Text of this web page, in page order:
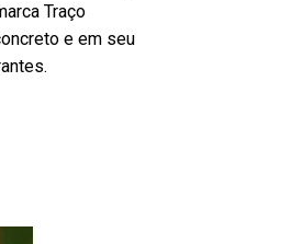
Traço
e em seu